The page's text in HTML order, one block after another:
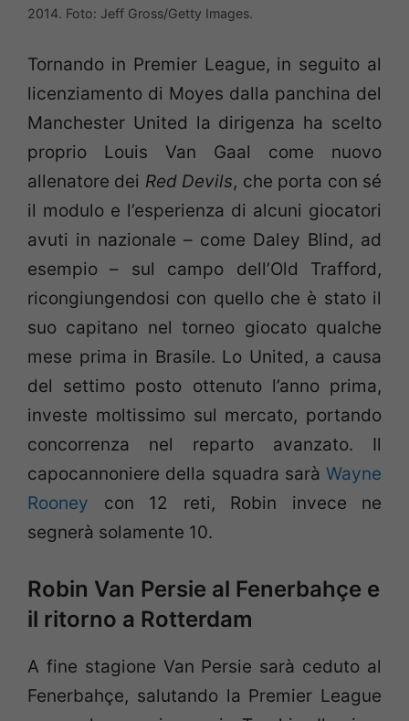
2014. Foto: Jeff Gross/Getty Images.
Tornando in Premier League, in seguito al
licenziamento di Moyes dalla panchina del
Manchester United la dirigenza ha scelto
proprio Louis Van Gaal come nuovo
allenatore dei Red Devils, che porta con sé
il modulo e l’esperienza di alcuni giocatori
avuti in nazionale – come Daley Blind, ad
esempio – sul campo dell’Old Trafford,
ricongiungendosi con quello che è stato il
suo capitano nel torneo giocato qualche
mese prima in Brasile. Lo United, a causa
del settimo posto ottenuto l’anno prima,
investe moltissimo sul mercato, portando
concorrenza nel reparto avanzato. Il
capocannoniere della squadra sarà Wayne
Rooney con 12 reti, Robin invece ne
segnerà solamente 10.
Robin Van Persie al Fenerbahçe e
il ritorno a Rotterdam
A fine stagione Van Persie sarà ceduto al
Fenerbahçe, salutando la Premier League